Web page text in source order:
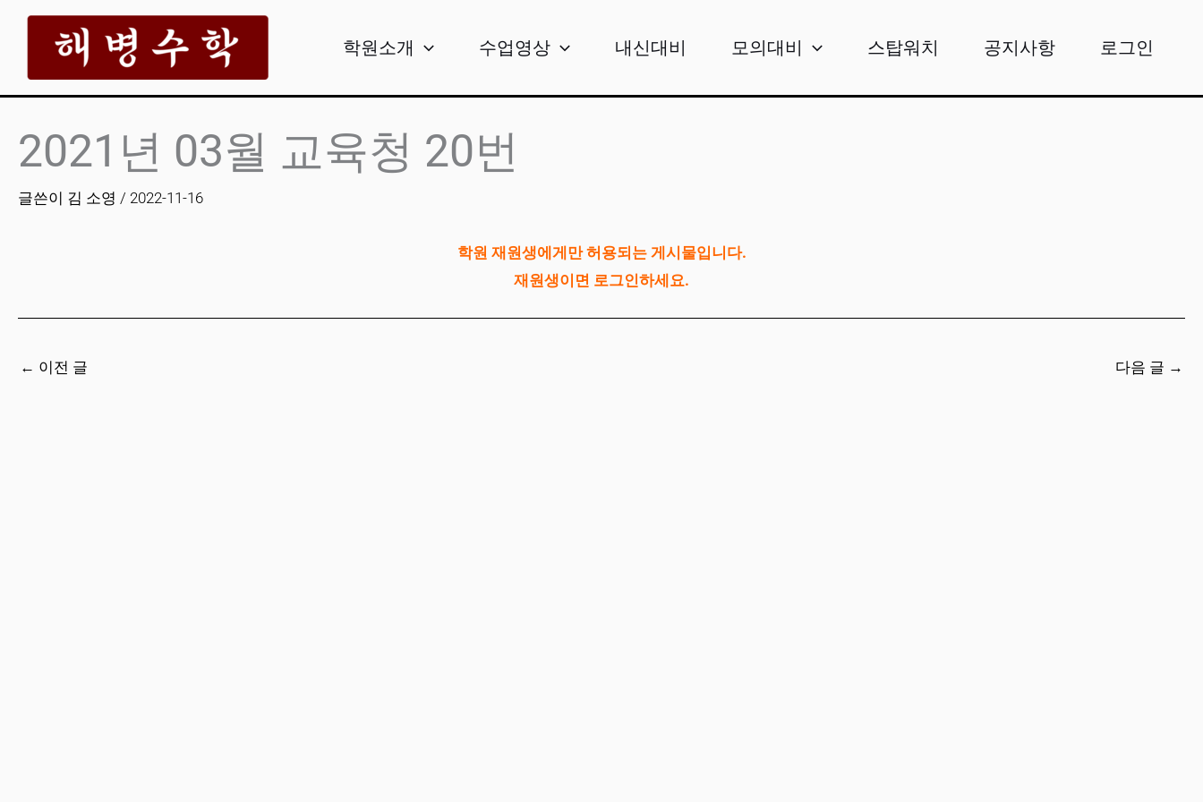
로
학원소개 수업영상 내신대비 모의대비 스탑워치 공지사항 로그인
2021년 03월 교육청 20번
글쓴이 김 소영 / 2022-11-16
학원 재원생에게만 허용되는 게시물입니다.
재원생이면 로그인하세요.
← 이전 글 다음 글 →